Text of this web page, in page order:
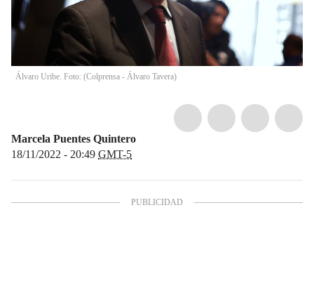
Álvaro Uribe. Foto: (Colprensa - Álvaro Tavera)
Marcela Puentes Quintero
18/11/2022 - 20:49 GMT-5